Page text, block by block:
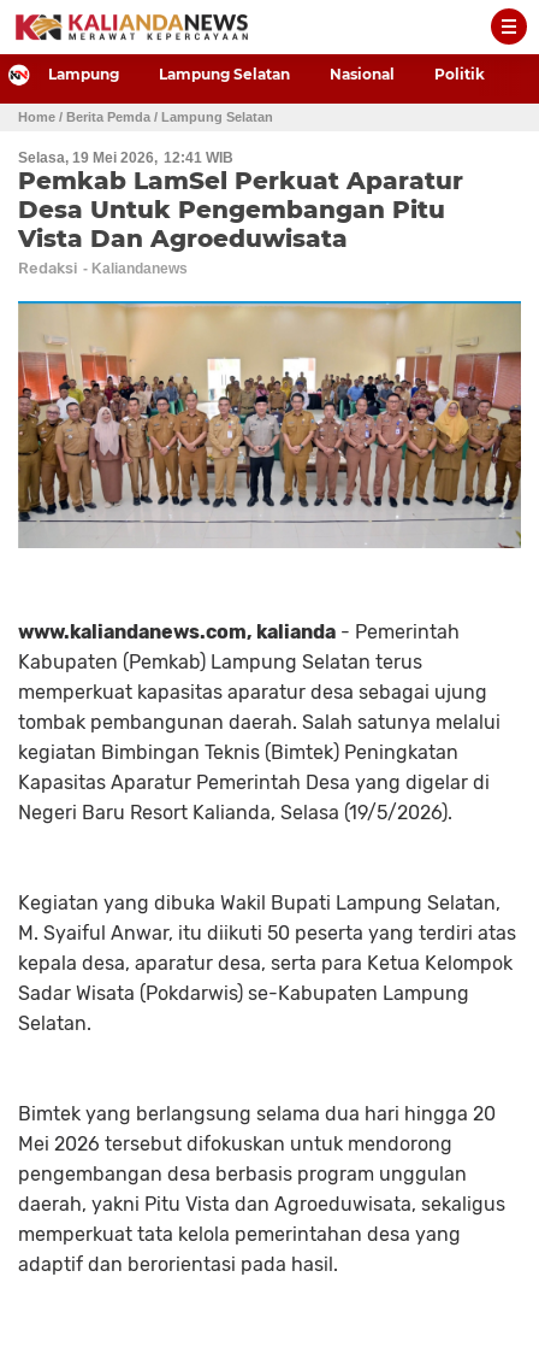
-->
Lampung Lampung Selatan Nasional Politik
Home / Berita Pemda / Lampung Selatan
Selasa, 19 Mei 2026 12:41 WIB
Pemkab LamSel Perkuat Aparatur
Desa Untuk Pengembangan Pitu
Vista Dan Agroeduwisata
Redaksi
www.kaliandanews.com, kalianda - Pemerintah
Kabupaten (Pemkab) Lampung Selatan terus
memperkuat kapasitas aparatur desa sebagai ujung
tombak pembangunan daerah. Salah satunya melalui
kegiatan Bimbingan Teknis (Bimtek) Peningkatan
Kapasitas Aparatur Pemerintah Desa yang digelar di
Negeri Baru Resort Kalianda, Selasa (19/5/2026).
Kegiatan yang dibuka Wakil Bupati Lampung Selatan,
M. Syaiful Anwar, itu diikuti 50 peserta yang terdiri atas
kepala desa, aparatur desa, serta para Ketua Kelompok
Sadar Wisata (Pokdarwis) se-Kabupaten Lampung
Selatan.
Bimtek yang berlangsung selama dua hari hingga 20
Mei 2026 tersebut difokuskan untuk mendorong
pengembangan desa berbasis program unggulan
daerah, yakni Pitu Vista dan Agroeduwisata, sekaligus
memperkuat tata kelola pemerintahan desa yang
adaptif dan berorientasi pada hasil.